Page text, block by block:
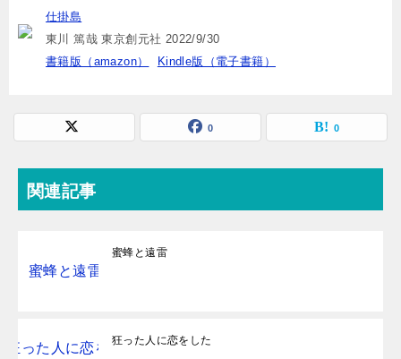
仕掛島
東川 篤哉 東京創元社 2022/9/30
書籍版（amazon）
Kindle版（電子書籍）
0 0
関連記事
蜜蜂と遠雷
狂った人に恋をした